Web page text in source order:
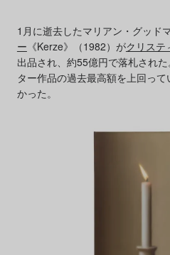
1月に逝去したマリアン・グッド
ー 《Kerze》（1982）がクリステ
出品され、約55億円で落札され
ター作品の過去最高額を上回っ
かった。